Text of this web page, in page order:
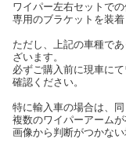
ワイパー左右セットでの
専用のブラケットを装
ただし、上記の車種で
ざいます。
必ずご購入前に現車に
確認ください。
特に輸入車の場合は、
複数のワイパーアーム
画像から判断がつかな